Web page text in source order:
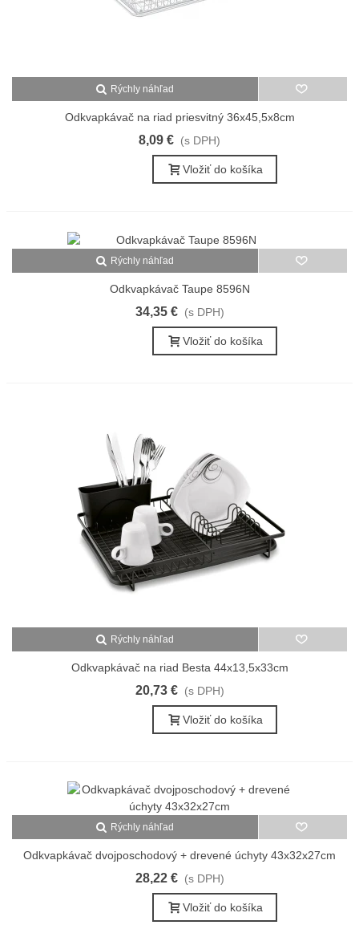
Rýchly náhľad
Odkvapkávač na riad priesvitný 36x45,5x8cm
8,09 € (s DPH)
Vložiť do košíka
Rýchly náhľad
Odkvapkávač Taupe 8596N
34,35 € (s DPH)
Vložiť do košíka
Rýchly náhľad
Odkvapkávač na riad Besta 44x13,5x33cm
20,73 € (s DPH)
Vložiť do košíka
Rýchly náhľad
Odkvapkávač dvojposchodový + drevené úchyty 43x32x27cm
28,22 € (s DPH)
Vložiť do košíka